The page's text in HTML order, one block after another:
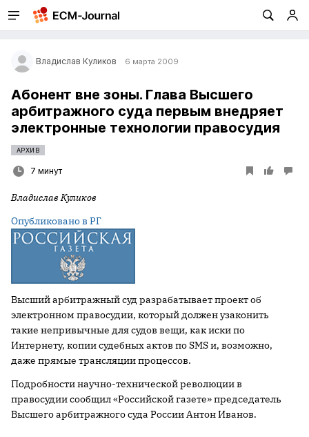
Владислав Куликов 6 марта 2009
Абонент вне зоны. Глава Высшего
арбитражного суда первым внедряет
электронные технологии правосудия
АРХИВ
7 минут
Владислав Куликов
Опубликовано в РГ
Высший арбитражный суд разрабатывает проект об
электронном правосудии, который должен узаконить
такие непривычные для судов вещи, как иски по
Интернету, копии судебных актов по SMS и, возможно,
даже прямые трансляции процессов.
Подробности научно-технической революции в
правосудии сообщил «Российской газете» председатель
Высшего арбитражного суда России Антон Иванов.